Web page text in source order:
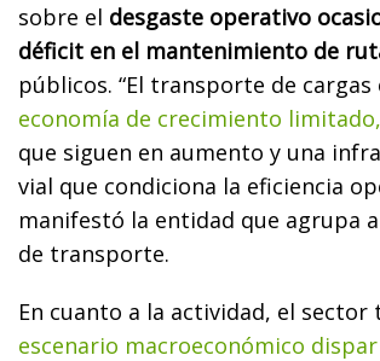
sobre el desgaste operativo
déficit en el mantenimiento de
públicos. “El transporte de cargas
economía de crecimiento limitado,
que siguen en aumento y una
vial que condiciona la eficiencia
manifestó la entidad que agrupa
de transporte.
En cuanto a la actividad, el sector
escenario macroeconómico